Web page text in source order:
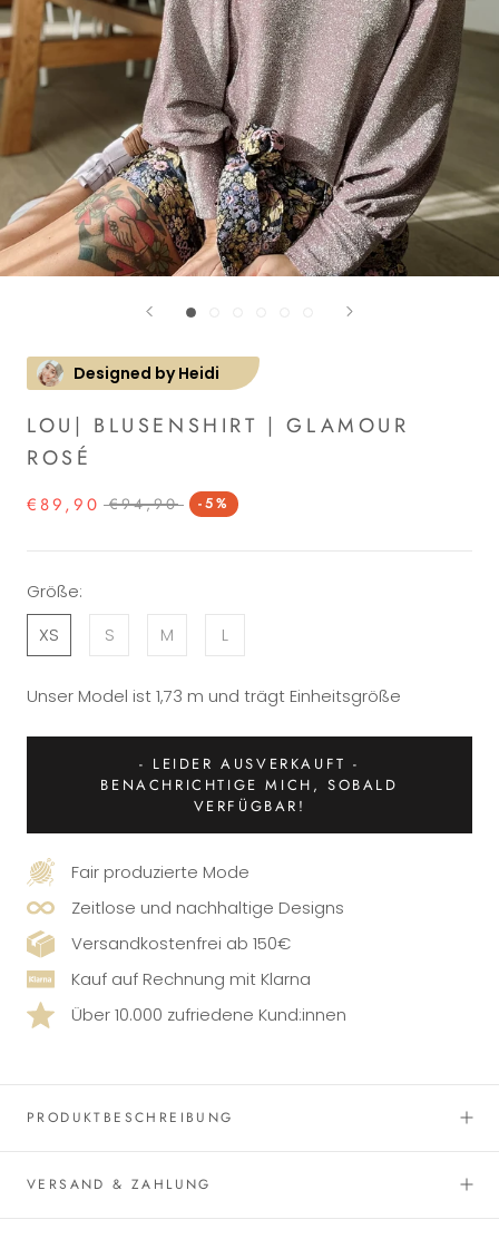
Designed by Heidi
LOU| BLUSENSHIRT | GLAMOUR
ROSÉ
€89,90 €94,90 -5%
Größe:
XS
S M L
Unser Model ist 1,73 m und trägt Einheitsgröße
- LEIDER AUSVERKAUFT -
BENACHRICHTIGE MICH, SOBALD
VERFÜGBAR!
Fair produzierte Mode
Zeitlose und nachhaltige Designs
Versandkostenfrei ab 150€
Kauf auf Rechnung mit Klarna
Über 10.000 zufriedene Kund:innen
PRODUKTBESCHREIBUNG
VERSAND & ZAHLUNG